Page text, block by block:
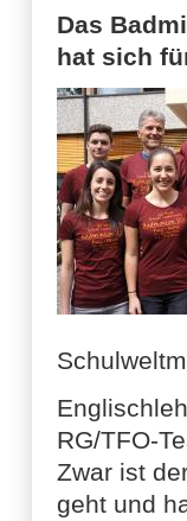
Das
hat sich
RG/TFO-
Zwar ist
geht und